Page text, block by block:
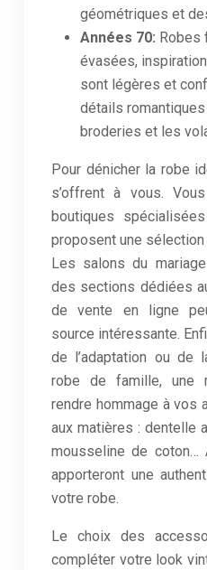
géométriques et
Années 70: Robes
évasées,
sont légères et
détails
broderies et les
Pour dénicher la robe
s’offrent à vous.
boutiques
proposent une
Les salons du
des sections dédiées
de vente en ligne
source intéressante.
de l’adaptation ou de
robe de famille, une
rendre hommage à vos
aux matières : dentelle
mousseline de coton…
apporteront une
votre robe.
Le choix des
compléter votre look